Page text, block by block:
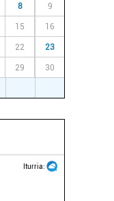
8 9
15 16
22 23
29 30
Iturria: